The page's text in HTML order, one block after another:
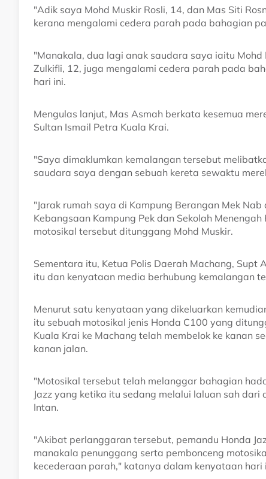
"Adik saya Mohd Muskir Rosli, 14, dan Mas Siti
kerana mengalami cedera parah pada bahagian
"Manakala, dua lagi anak saudara saya iaitu
Zulkifli, 12, juga mengalami cedera parah pada
hari ini.
Mengulas lanjut, Mas Asmah berkata kesemua
Sultan Ismail Petra Kuala Krai.
"Saya dimaklumkan kemalangan tersebut
saudara saya dengan sebuah kereta sewaktu
"Jarak rumah saya di Kampung Berangan Mek
Kebangsaan Kampung Pek dan Sekolah
motosikal tersebut ditunggang Mohd Muskir.
Sementara itu, Ketua Polis Daerah Machang,
itu dan kenyataan media berhubung kemalangan
Menurut satu kenyataan yang dikeluarkan
itu sebuah motosikal jenis Honda C100 yang
Kuala Krai ke Machang telah membelok ke kanan
kanan jalan.
"Motosikal tersebut telah melanggar bahagian
Jazz yang ketika itu sedang melalui laluan sah
Intan.
"Akibat perlanggaran tersebut, pemandu Honda
manakala penunggang serta pembonceng
kecederaan parah," katanya dalam kenyataan hari